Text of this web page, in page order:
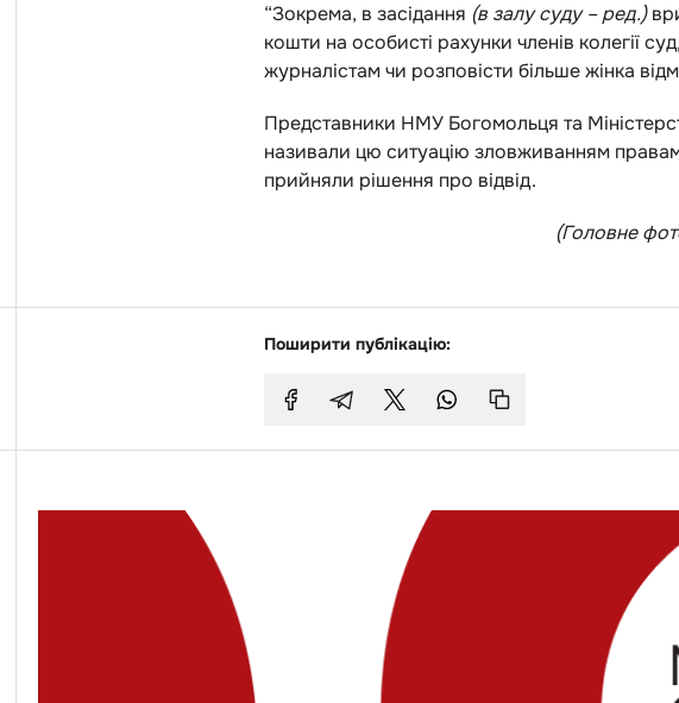
“Зокрема, в засідання (в залу суду – ред.)
кошти на особисті рахунки членів колегії
журналістам чи розповісти більше жінка
Представники НМУ Богомольця та
називали цю ситуацію зловживанням
прийняли рішення про відвід.
(Головне
Поширити публікацію: